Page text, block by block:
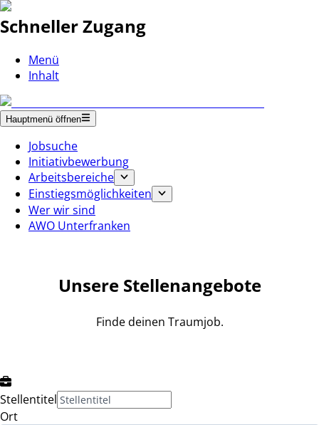
Schneller Zugang
Menü
Inhalt
Hauptmenü öffnen
Jobsuche
Initiativbewerbung
Arbeitsbereiche
Einstiegsmöglichkeiten
Wer wir sind
AWO Unterfranken
Unsere Stellenangebote
Finde deinen Traumjob.
Stellentitel
Ort